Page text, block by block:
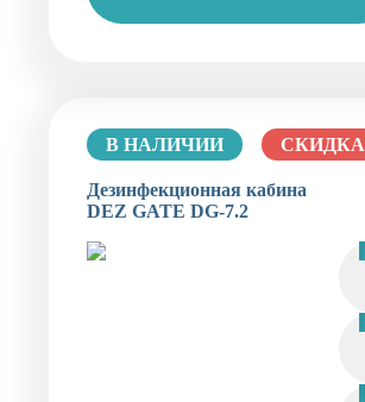
В НАЛИЧИИ СКИДКА
Дезинфекционная кабина
DEZ GATE DG-7.2